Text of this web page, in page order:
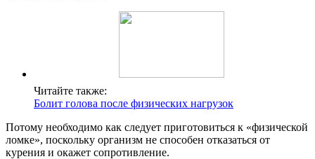
Читайте также:
Болит голова после физических нагрузок
Потому необходимо как следует приготовиться к «физической
ломке», поскольку организм не способен отказаться от
курения и окажет сопротивление.